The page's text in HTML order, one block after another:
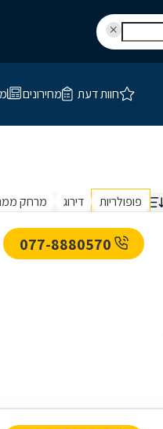
חוות דעת מחירונים
פופולריות דירוג מרחק